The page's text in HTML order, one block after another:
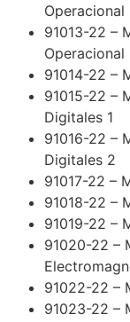
Operacional
91013-22 –
Operacional
91014-22 –
91015-22 –
Digitales 1
91016-22 –
Digitales 2
91017-22 –
91018-22 –
91019-22 –
91020-22 –
91022-22 –
91023-22 –